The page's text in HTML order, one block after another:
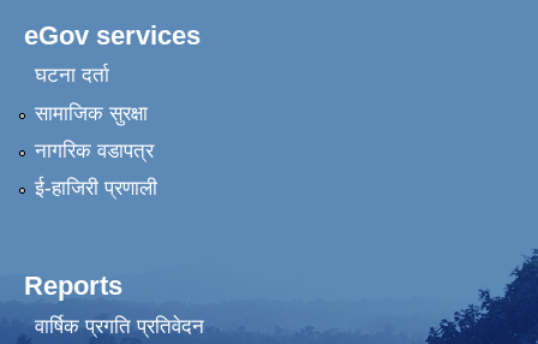
eGov services
घटना दर्ता
सामाजिक सुरक्षा
नागरिक वडापत्र
ई-हाजिरी प्रणाली
Reports
वार्षिक प्रगति प्रतिवेदन